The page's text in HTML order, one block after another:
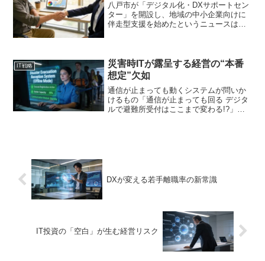
八戸市が「デジタル化・DXサポートセン
ター」を開設し、地域の中小企業向けに
伴走型支援を始めたというニュースは、
目されています。これ...
IT戦略
災害時ITが露呈する経営の“本番
想定”欠如
通信が止まっても動くシステムが問いか
けるもの「通信が止まっても回る デジタ
ルで避難所受付はここまで変わる!?」と
DXが変える若手離職率の新常識
IT投資の「空白」が生む経営リスク